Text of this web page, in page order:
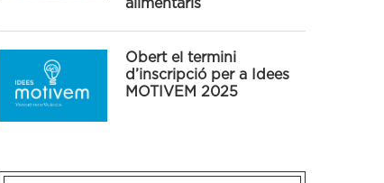
alimentaris
Obert el termini
d’inscripció per a Idees
MOTIVEM 2025